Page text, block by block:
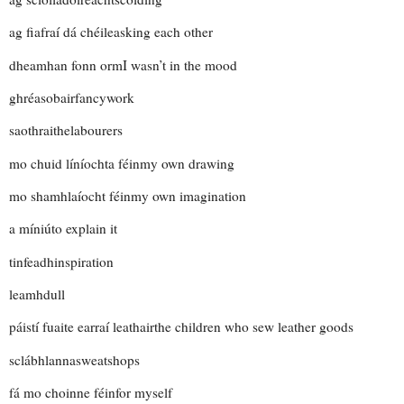
ag fiafraí dá chéileasking each other
dheamhan fonn ormI wasn’t in the mood
ghréasobairfancywork
saothraithelabourers
mo chuid líníochta féinmy own drawing
mo shamhlaíocht féinmy own imagination
a míniúto explain it
tinfeadhinspiration
leamhdull
páistí fuaite earraí leathairthe children who sew leather goods
sclábhlannasweatshops
fá mo choinne féinfor myself